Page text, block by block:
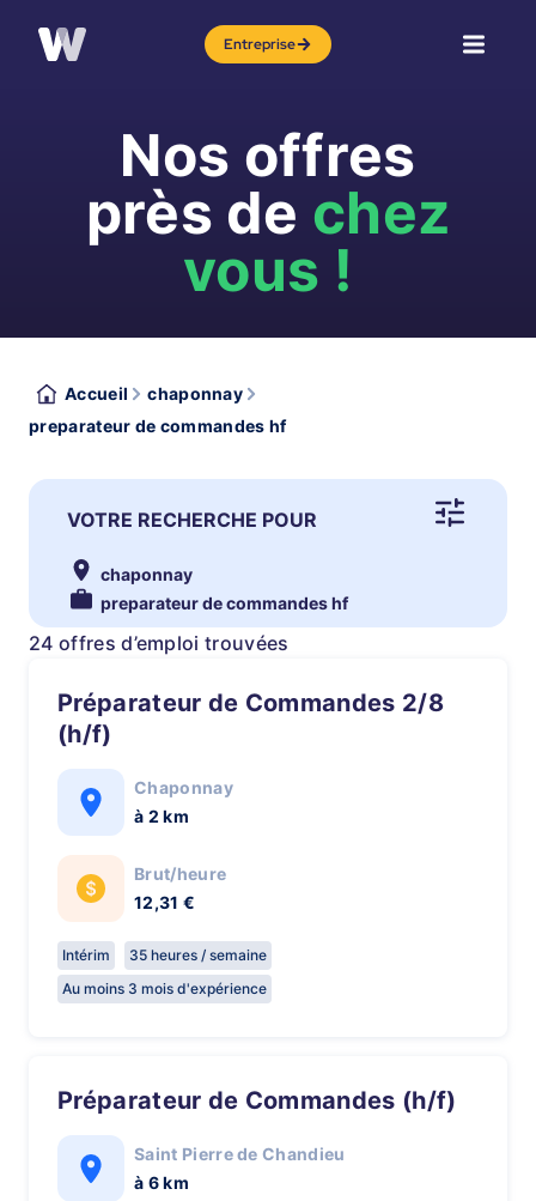
Entreprise
Nos offres
près de chez
vous !
Accueil
chaponnay
preparateur de commandes hf
VOTRE RECHERCHE POUR
chaponnay
preparateur de commandes hf
24 offres d’emploi trouvées
Préparateur de Commandes 2/8
(h/f)
Chaponnay
à 2 km
Brut/heure
12,31 €
Intérim
35 heures / semaine
Au moins 3 mois d'expérience
Préparateur de Commandes (h/f)
Saint Pierre de Chandieu
à 6 km